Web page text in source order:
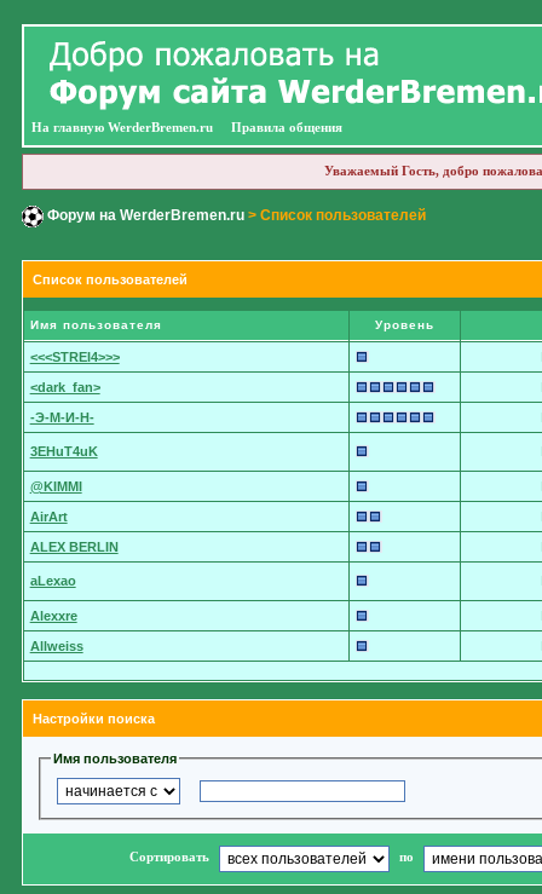
На главную WerderBremen.ru Правила общения
Уважаемый Гость, добро
Форум на WerderBremen.ru> Список пользователей
Список пользователей
Имя пользователя Уровень
<<<STREI4>>>
<dark_fan>
-Э-М-И-Н-
3EHuT4uK
@KIMMI
AirArt
ALEX BERLIN
aLexao
Alexxre
Allweiss
Настройки поиска
Имя пользователя
Сортировать по